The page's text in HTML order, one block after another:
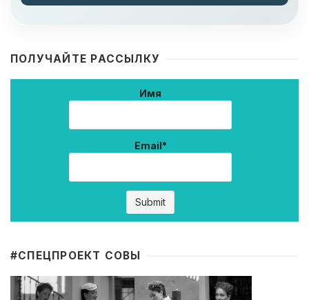
ПОЛУЧАЙТЕ РАССЫЛКУ
Имя
Email*
#CПЕЦПРОЕКТ СОВЫ